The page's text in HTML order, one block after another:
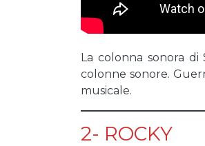
La colonna sonora
colonne sonore.
musicale.
2- ROCKY